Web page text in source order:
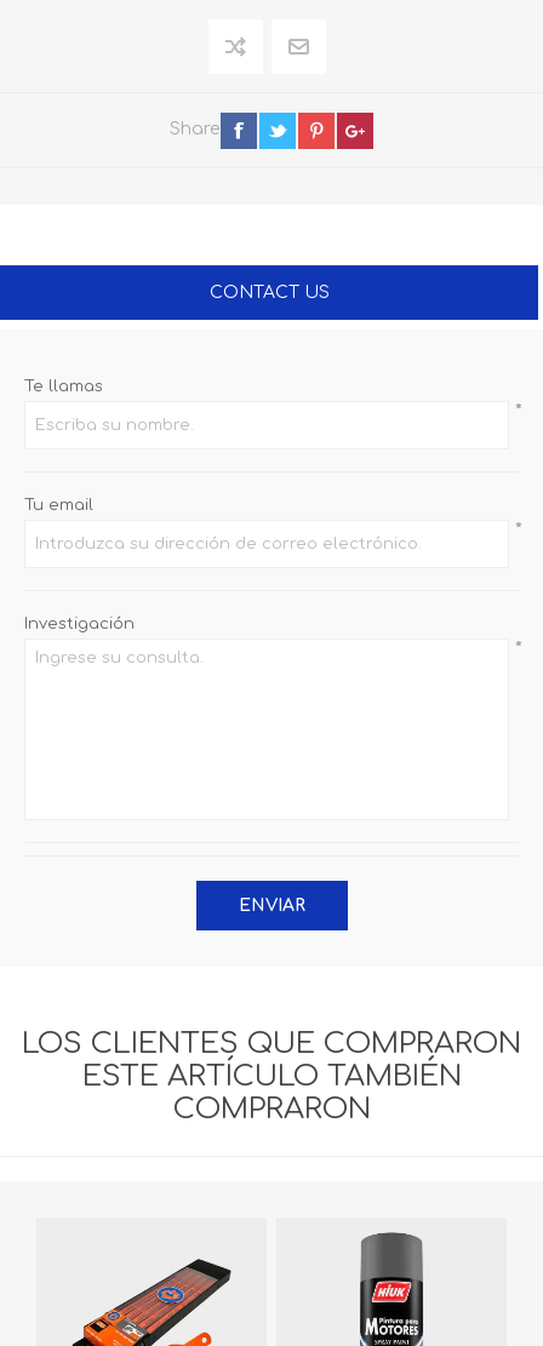
Share
CONTACT US
Te llamas
*
Tu email
*
Investigación
*
ENVIAR
LOS CLIENTES QUE COMPRARON
ESTE ARTÍCULO TAMBIÉN
COMPRARON